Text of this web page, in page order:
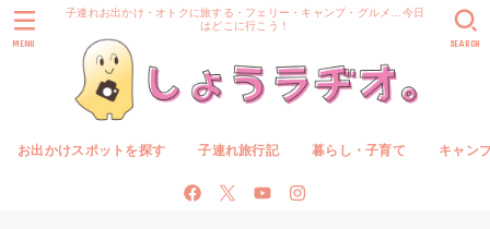
子連れお出かけ・オトクに旅する・フェリー・キャンプ・グルメ…今日
はどこに行こう！
お出かけスポットを探す 子連れ旅行記 暮らし・子育て キャン
SEARCH
MENU